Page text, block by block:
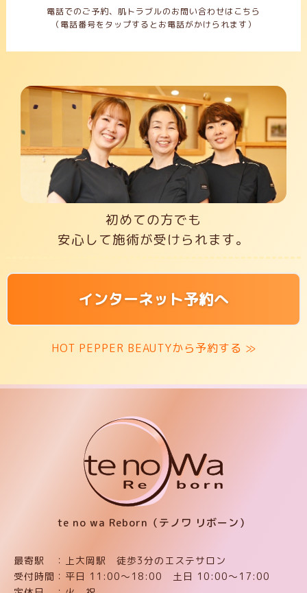
電話でのご予約、肌トラブルのお問い合わせはこちら
（電話番号をタップするとお電話がかけられます）
初めての方でも
安心して施術が受けられます。
インターネット予約へ
HOT PEPPER BEAUTYから予約する ≫
te no wa Reborn（テノワ リボーン）
最寄駅 ：上大岡駅 徒歩3分のエステサロン
受付時間：平日 11:00〜18:00 土日 10:00〜17:00